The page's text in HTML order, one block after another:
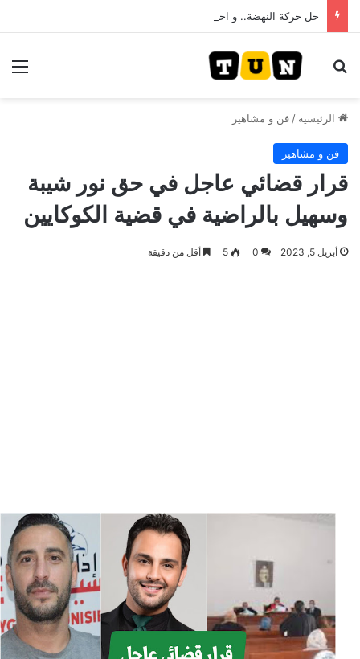
بحث عن
الرئيسية /فن و مشاهير
فن و مشاهير
قرار قضائي عاجل في حق نور شيبة
وسهيل بالراضية في قضية الكوكايين
أبريل 5, 2023 0
5 أقل من دقيقة